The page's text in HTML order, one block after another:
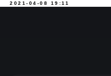
2021-04-08 19:11